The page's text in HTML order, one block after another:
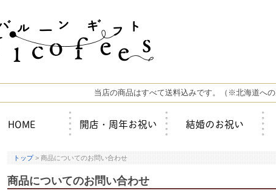
当店の商品はすべて送料込みです。（※北海道へ
HOME 開店・周年お祝い 結婚のお祝い
トップ> 商品についてのお問い合わせ
商品についてのお問い合わせ